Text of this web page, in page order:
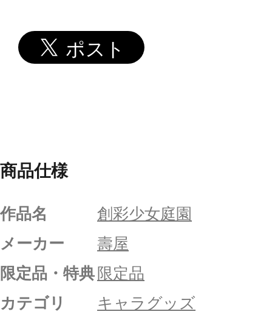
商品仕様
作品名
創彩少女庭園
メーカー
壽屋
限定品・特典 限定品
カテゴリ
キャラグッズ